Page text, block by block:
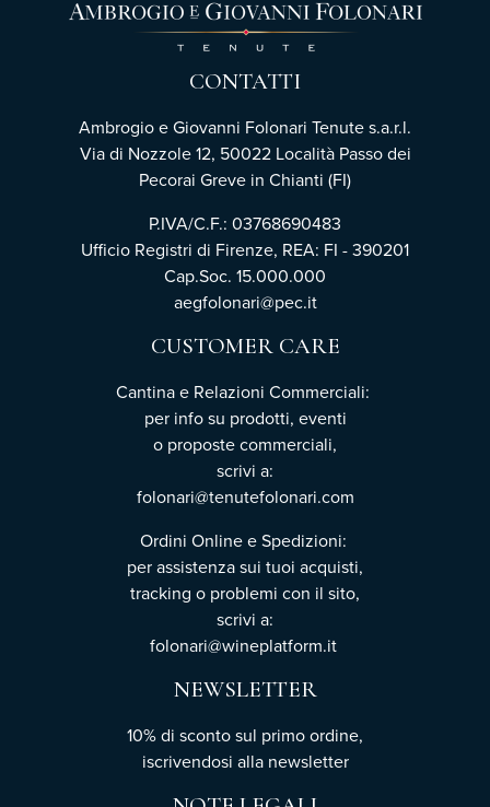
CONTATTI
Ambrogio e Giovanni Folonari Tenute s.a.r.l.
Via di Nozzole 12, 50022 Località Passo dei
Pecorai Greve in Chianti (FI)
P.IVA/C.F.: 03768690483
Ufficio Registri di Firenze, REA: FI - 390201
Cap.Soc. 15.000.000
aegfolonari@pec.it
CUSTOMER CARE
Cantina e Relazioni Commerciali:
per info su prodotti, eventi
o proposte commerciali,
scrivi a:
folonari@tenutefolonari.com
Ordini Online e Spedizioni:
per assistenza sui tuoi acquisti,
tracking o problemi con il sito,
scrivi a:
folonari@wineplatform.it
NEWSLETTER
10% di sconto sul primo ordine,
iscrivendosi alla newsletter